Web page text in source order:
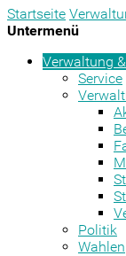
Startseite
Untermenü
Verwaltung
Service
Politik
Wahlen